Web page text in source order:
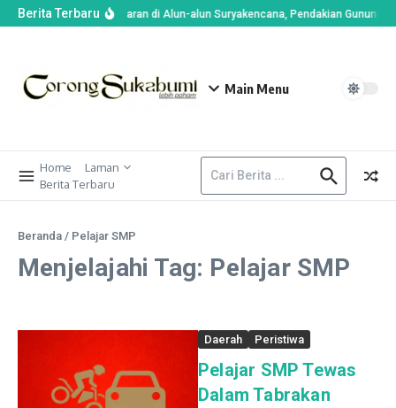
Berita TerbaruImbas Kebakaran di Alun-alun Suryakencana, Pendakian Gunung
Main Menu
Home
Laman
Berita Terbaru
Beranda / Pelajar SMP
Menjelajahi Tag: Pelajar SMP
Daerah Peristiwa
Pelajar SMP Tewas
Dalam Tabrakan